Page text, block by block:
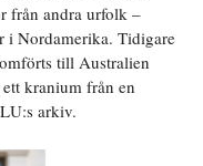
från andra urfolk –
i Nordamerika. Tidigare
till Australien
kranium från en
arkiv.